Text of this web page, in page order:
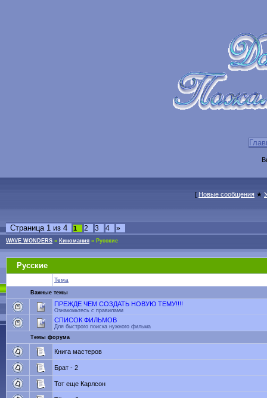
[ Новые сообщения ★
Страница 1 из 4 1 2 3 4 »
WAVE WONDERS » Киномания » Русские
Русские
Тема
Важные темы
ПРЕЖДЕ ЧЕМ СОЗДАТЬ НОВУЮ ТЕМУ!!!!
Ознакомьтесь с правилами
СПИСОК ФИЛЬМОВ
Для быстрого поиска нужного фильма
Темы форума
Книга мастеров
Брат - 2
Тот еще Карлсон